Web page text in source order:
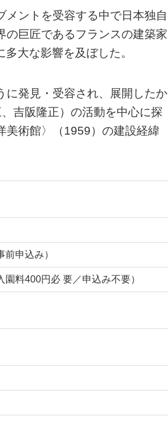
ントを受容する中で日本独自
の巨匠であるフランスの建築家
大な影響を及ぼした。
に発見・受容され、展開したか
吉阪隆正）の活動を中心に探
美術館〉（1959）の建設経緯
申込み）
料400円必 要／申込み不要）